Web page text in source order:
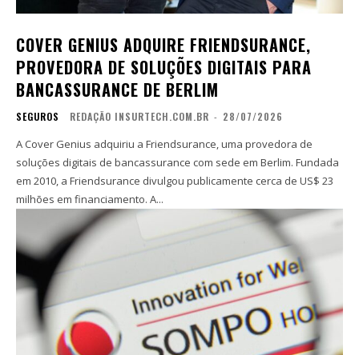
COVER GENIUS ADQUIRE FRIENDSURANCE,
PROVEDORA DE SOLUÇÕES DIGITAIS PARA
BANCASSURANCE DE BERLIM
SEGUROS REDAÇÃO INSURTECH.COM.BR - 28/07/2026
A Cover Genius adquiriu a Friendsurance, uma provedora de
soluções digitais de bancassurance com sede em Berlim. Fundada
em 2010, a Friendsurance divulgou publicamente cerca de US$ 23
milhões em financiamento. A...